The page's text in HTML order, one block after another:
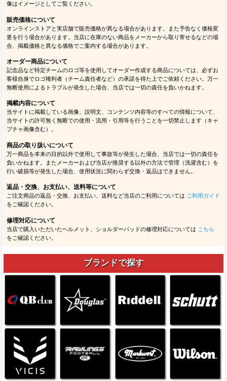
像はイメージとしてご覧ください。
販売価格について
オンラインストアと実店舗で販売価格が異なる場合があります。また予告なく価格変
更を行う場合があります。当店に在庫のない商品をメーカーから取り寄せるなどの場
合、掲載価格と異なる価格でご案内する場合があります。
オーダー商品について
記念品など特定チームのロゴ等を使用してオーダー作成する商品については、必ずお
客様自身でロゴ権利者（チーム責任者など）の承諾を得た上でご依頼ください。万一
無断使用によるトラブルが発生した場合、当店では一切の責任を負いかねます。
掲載内容について
当サイトに掲載している画像、説明文、コンテンツ内容等のすべての情報について、
当サイトの許可無く無断での使用・流用・引用等を行うことを一切禁止します（キャ
プチャ画像含む）。
商品の取り扱いについて
万一商品を本来の目的以外で使用して事故等が発生した場合、当店では一切の責任を
負いかねます。またメーカーおよび当店が推奨する以外の方法で管理（洗濯含む）を
行い破損等が発生した場合、使用状況に関わらず交換・返品はできません。
返品・交換、お支払い、送料等について
ご注文商品の返品・交換、お支払い、送料など当店のご利用については ご利用ガイド
をご確認ください。
修理対応について
当店で購入いただいたヘルメット、ショルダーパッドの修理対応については こちら
をご確認ください。
ブランドで探す